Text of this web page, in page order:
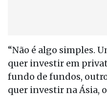
“Não é algo simples.
quer investir em
fundo de fundos,
quer investir na Ásia,